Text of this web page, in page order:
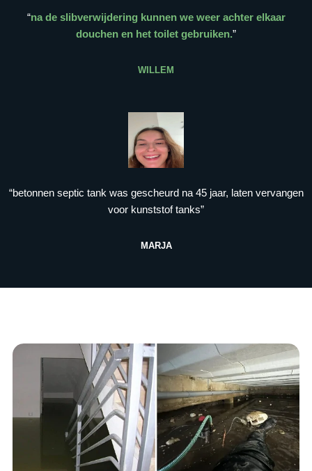
“na de slibverwijdering kunnen we weer achter elkaar
douchen en het toilet gebruiken.”
WILLEM
“betonnen septic tank was gescheurd na 45 jaar, laten vervangen
voor kunststof tanks”
MARJA